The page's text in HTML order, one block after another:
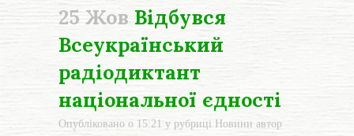
25 ЖовВідбувся
Всеукраїнський
радіодиктант
національної єдності
Опубліковано о 15:21 у рубриці Новини автор